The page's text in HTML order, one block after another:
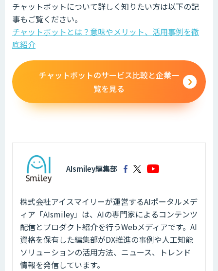
チャットボットについて詳しく知りたい方は以下の記
事もご覧ください。
チャットボットとは？意味やメリット、活用事例を徹
底紹介
チャットボットのサービス比較と企業一
覧を見る
AIsmiley編集部
株式会社アイスマイリーが運営するAIポータルメデ
ィア「AIsmiley」は、AIの専門家によるコンテンツ
配信とプロダクト紹介を行うWebメディアです。AI
資格を保有した編集部がDX推進の事例や人工知能
ソリューションの活用方法、ニュース、トレンド
情報を発信しています。